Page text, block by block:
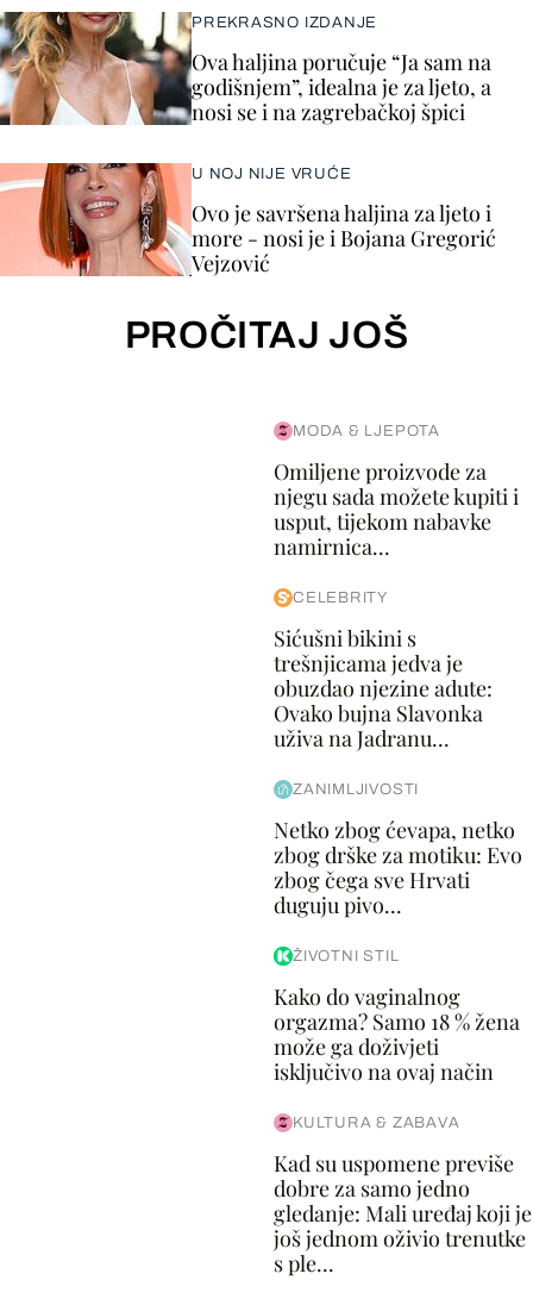
PREKRASNO IZDANJE
Ova haljina poručuje “Ja sam na
godišnjem”, idealna je za ljeto, a
nosi se i na zagrebačkoj špici
U NOJ NIJE VRUĆE
Ovo je savršena haljina za ljeto i
more - nosi je i Bojana Gregorić
Vejzović
PROČITAJ JOŠ
MODA & LJEPOTA
Omiljene proizvode za
njegu sada možete kupiti i
usput, tijekom nabavke
namirnica...
CELEBRITY
Sićušni bikini s
trešnjicama jedva je
obuzdao njezine adute:
Ovako bujna Slavonka
uživa na Jadranu...
ZANIMLJIVOSTI
Netko zbog ćevapa, netko
zbog drške za motiku: Evo
zbog čega sve Hrvati
duguju pivo...
ŽIVOTNI STIL
Kako do vaginalnog
orgazma? Samo 18 % žena
može ga doživjeti
isključivo na ovaj način
KULTURA & ZABAVA
Kad su uspomene previše
dobre za samo jedno
gledanje: Mali uređaj koji je
još jednom oživio trenutke
s ple...